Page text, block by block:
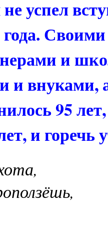
не успел
года.
и
и внуками,
95
и горечь